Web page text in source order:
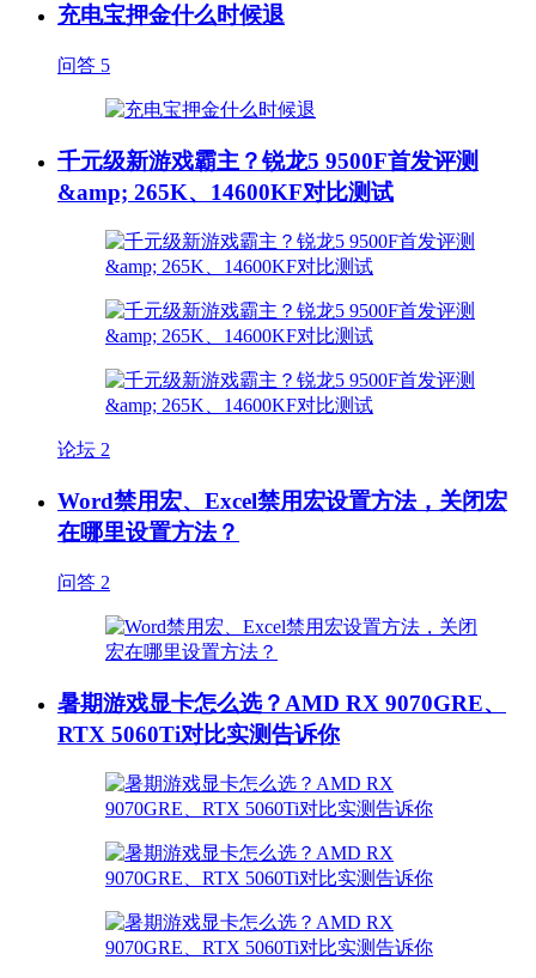
充电宝押金什么时候退
问答 5
千元级新游戏霸主？锐龙5 9500F首发评测
&amp; 265K、14600KF对比测试
论坛 2
Word禁用宏、Excel禁用宏设置方法，关闭宏
在哪里设置方法？
问答 2
暑期游戏显卡怎么选？AMD RX 9070GRE、
RTX 5060Ti对比实测告诉你